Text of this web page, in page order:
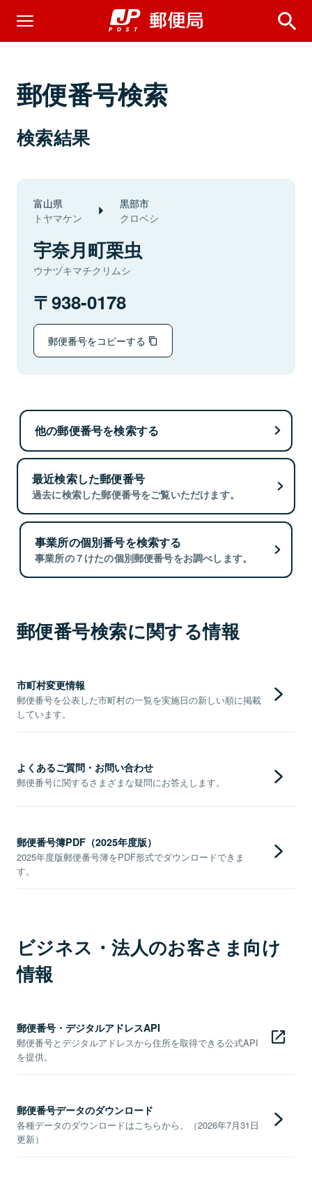
郵便番号検索
検索結果
富山県
トヤマケン
黒部市
クロベシ
宇奈月町栗虫
ウナヅキマチクリムシ
938-0178
郵便番号をコピーする
他の郵便番号を検索する
最近検索した郵便番号
過去に検索した郵便番号をご覧いただけます。
事業所の個別番号を検索する
事業所の７けたの個別郵便番号をお調べします。
郵便番号検索に関する情報
市町村変更情報
郵便番号を公表した市町村の一覧を実施日の新しい順に掲載
しています。
よくあるご質問・お問い合わせ
郵便番号に関するさまざまな疑問にお答えします。
郵便番号簿PDF（2025年度版）
2025年度版郵便番号簿をPDF形式でダウンロードできま
す。
ビジネス・法人のお客さま向け
情報
郵便番号・デジタルアドレスAPI
郵便番号とデジタルアドレスから住所を取得できる公式API
を提供。
郵便番号データのダウンロード
各種データのダウンロードはこちらから。（2026年7月31日
更新）